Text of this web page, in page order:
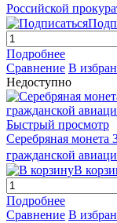
Российской
Подробнее
Сравнение В
Недоступно
Быстрый просмотр
Серебряная монета
гражданской
В
Подробнее
Сравнение В